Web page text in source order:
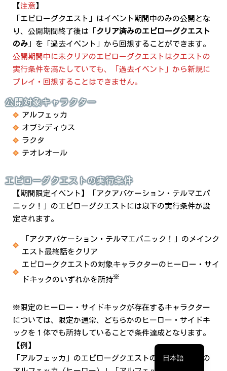
【注意】
「エピローグクエスト」はイベント期間中のみの公開とな
り、公開期間終了後は「
クリア済みのエピローグクエスト
のみ 」を「過去イベント」から回想することができます。
公開期間中に未クリアのエピローグクエストはクエストの
実行条件を満たしていても、「過去イベント」から新規に
プレイ・回想することはできません。
公開対象キャラクター
アルフェッカ
オブシディウス
ラクタ
テオレオール
エピローグクエストの実行条件
【期間限定イベント】「アクアバケーション・テルマエパ
ニック！」のエピローグクエストには以下の実行条件が設
定されます。
「アクアバケーション・テルマエパニック！」のメインク
エスト最終話をクリア
エピローグクエストの対象キャラクターのヒーロー・サイ
ドキックのいずれかを所持※
※限定のヒーロー・サイドキックが存在するキャラクター
については、限定か通常、どちらかのヒーロー・サイドキ
ックを１体でも所持していることで条件達成となります。
【例】
「アルフェッカ」のエピローグクエストの場合、「烈水の
日本語
简体中文
繁體中文